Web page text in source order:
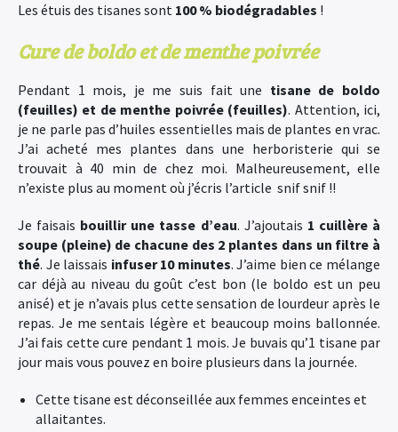
Les étuis des tisanes sont 100 % biodégradables !
Cure de boldo et de menthe poivrée
Pendant 1 mois, je me suis fait une tisane de boldo
(feuilles) et de menthe poivrée (feuilles). Attention, ici,
je ne parle pas d’huiles essentielles mais de plantes en vrac.
J’ai acheté mes plantes dans une herboristerie qui se
trouvait à 40 min de chez moi. Malheureusement, elle
n’existe plus au moment où j’écris l’article snif snif !!
Je faisais bouillir une tasse d’eau. J’ajoutais 1 cuillère à
soupe (pleine) de chacune des 2 plantes dans un filtre à
thé. Je laissais infuser 10 minutes. J’aime bien ce mélange
car déjà au niveau du goût c’est bon (le boldo est un peu
anisé) et je n’avais plus cette sensation de lourdeur après le
repas. Je me sentais légère et beaucoup moins ballonnée.
J’ai fais cette cure pendant 1 mois. Je buvais qu’1 tisane par
jour mais vous pouvez en boire plusieurs dans la journée.
Cette tisane est déconseillée aux femmes enceintes et
allaitantes.